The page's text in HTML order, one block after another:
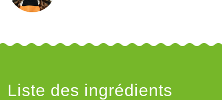
Liste des ingrédients